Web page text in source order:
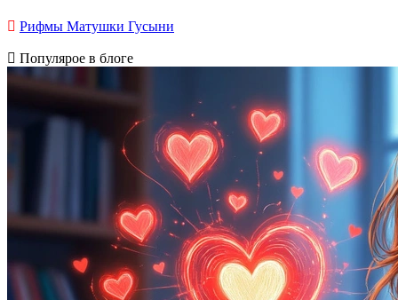
Рифмы Матушки Гусыни
Популярое в блоге